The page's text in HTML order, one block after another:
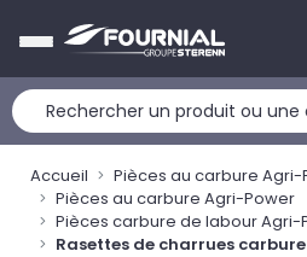
Accueil
Pièces au carbure Agri-
Pièces au carbure Agri-Power
Pièces carbure de labour Agri-
Rasettes de charrues